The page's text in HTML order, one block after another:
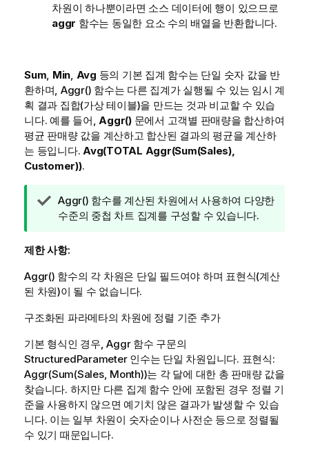
차원이 하나뿐이라면 소스 데이터에 행이 있으므로
aggr 함수는 동일한 요소 수의 배열을 반환합니다.
Sum Min Avg 등의 기본 집계 함수는 단일 숫자 값을 반
환하며, Aggr() 함수는 다른 집계가 실행될 수 있는 임시 계
획 결과 집합(가상 테이블)을 만드는 것과 비교할 수 있습
니다. 예를 들어, Aggr()문에서 고객별 판매량을 합산하여
평균 판매량 값을 계산하고 합산된 결과의 평균을 계산하
는 등입니다. Avg(TOTAL Aggr(Sum(Sales),
Customer)).
팁
메
Aggr() 함수를 계산된 차원에서 사용하여 다양한
수준의 중첩 차트 집계를 구성할 수 있습니다.
제한 사항:
Aggr() 함수의 각 차원은 단일 필드여야 하며 표현식(계산
된 차원)이 될 수 없습니다.
구조화된 파라메타의 차원에 정렬 기준 추가
기본 형식인 경우,Aggr 함수 구문의
StructuredParameter인수는 단일 차원입니다. 표현식:
Aggr(Sum(Sales, Month))는 각 달에 대한 총 판매량 값을
찾습니다. 하지만 다른 집계 함수 안에 포함된 경우 정렬 기
준을 사용하지 않으면 예기치 않은 결과가 발생할 수 있습
니다. 이는 일부 차원이 숫자순이나 사전순 등으로 정렬될
수 있기 때문입니다.